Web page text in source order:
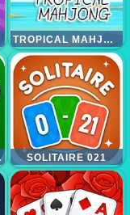
TROPICAL MAHJONG
SOLITAIRE 021